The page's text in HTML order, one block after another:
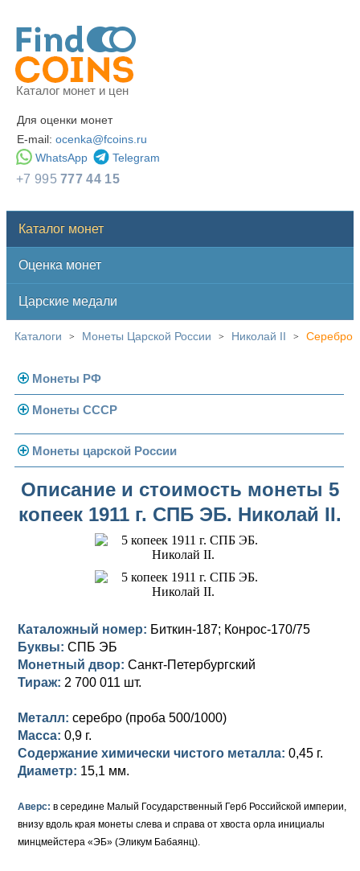
Каталог монет и цен
Для оценки монет
E-mail: ocenka@fcoins.ru
WhatsApp
Telegram
+7 995777 44 15
Каталог монет
Оценка монет
Царские медали
Каталоги > Монеты Царской России > Николай II > Серебро
Монеты РФ
Современная Россия
Монеты 1991-1993 гг.
Монеты СССР
Погодовка СССР
Монеты 1958 года
Золотые червонцы
Памятные и юбилейные
Монеты царской России
Николай II (1894-1917)
Золото
Для Финляндии
Памятные и донативные
Александр III (1881-1894)
Для Финляндии
Памятные и донативные
Александр II (1855-1881)
Медь
Для Финляндии
Памятные и донативные
Николай I (1825-1855)
Серебро
Медь
Для Грузии
Русско-Польские
Для Польши
Памятные и донативные
Золото
Серебро
Медь
Для Грузии
Для Польши
Павел I (1796-1801)
Золото
Серебро
Медь
Екатерина II (1762-1796)
Золото
Серебро
Сибирские монеты
Для Молдавии и Валахии
Петр III (1762)
Золото
Серебро
Медь
Иоанн Антонович (1740-1741)
Анна Иоанновна (1730-1740)
Петр II (1727-1730)
Описание и стоимость монеты 5
копеек 1911 г. СПБ ЭБ. Николай II.
Каталожный номер: Биткин-187; Конрос-170/75
Буквы: СПБ ЭБ
Монетный двор: Санкт-Петербургский
Тираж: 2 700 011 шт.
Металл: серебро (проба 500/1000)
Масса: 0,9 г.
Содержание химически чистого металла: 0,45 г.
Диаметр: 15,1 мм.
Аверс: в середине Малый Государственный Герб Российской империи,
внизу вдоль края монеты слева и справа от хвоста орла инициалы
минцмейстера «ЭБ» (Эликум Бабаянц).